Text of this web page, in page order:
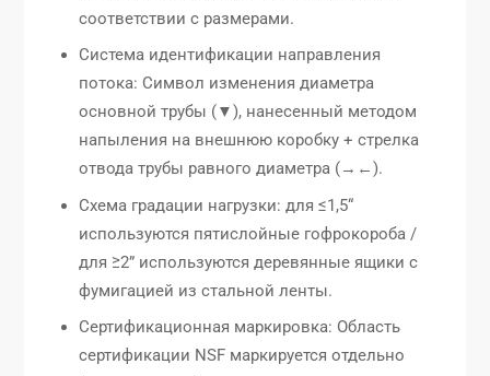
соответствии с размерами.
Система идентификации направления
потока: Символ изменения диаметра
основной трубы (▼), нанесенный методом
напыления на внешнюю коробку + стрелка
отвода трубы равного диаметра (→←).
Схема градации нагрузки: для ≤1,5“
используются пятислойные гофрокороба /
для ≥2” используются деревянные ящики с
фумигацией из стальной ленты.
Сертификационная маркировка: Область
сертификации NSF маркируется отдельно